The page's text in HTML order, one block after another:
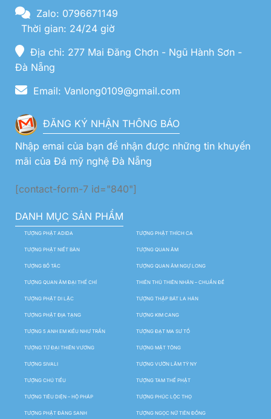
Zalo: 0796671149
Thời gian: 24/24 giờ
Địa chỉ: 277 Mai Đăng Chơn - Ngũ Hành Sơn -
Đà Nẵng
Email: Vanlong0109@gmail.com
ĐĂNG KÝ NHẬN THÔNG BÁO
Nhập emai của bạn để nhận được những tin khuyến
mãi của Đá mỹ nghệ Đà Nẵng
[contact-form-7 id="840"]
DANH MỤC SẢN PHẨM
TƯỢNG PHẬT ADIDA TƯỢNG PHẬT THÍCH CA
TƯỢNG PHẬT NIẾT BÀN TƯỢNG QUAN ÂM
TƯỢNG BỒ TÁC TƯỢNG QUAN ÂM NGỰ LONG
TƯỢNG QUAN ÂM ĐẠI THẾ CHÍ THIÊN THỦ THIÊN NHÃN – CHUẨN ĐỀ
TƯỢNG PHẬT DI LẶC TƯỢNG THẬP BÁT LA HÁN
TƯỢNG PHẬT ĐỊA TẠNG TƯỢNG KIM CANG
TƯỢNG 5 ANH EM KIỀU NHƯ TRẦN TƯỢNG ĐẠT MA SƯ TỔ
TƯỢNG TỨ ĐẠI THIÊN VƯƠNG TƯỢNG MẬT TÔNG
TƯỢNG SIVALI TƯỢNG VƯỜN LÂM TỲ NY
TƯỢNG CHÚ TIỂU TƯỢNG TAM THẾ PHẬT
TƯỢNG TIÊU DIỆN – HỘ PHÁP TƯỢNG PHÚC LỘC THỌ
TƯỢNG PHẬT ĐẢNG SANH TƯỢNG NGỌC NỮ TIÊN ĐỒNG